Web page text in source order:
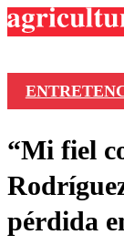
“Mi fiel
pérdida